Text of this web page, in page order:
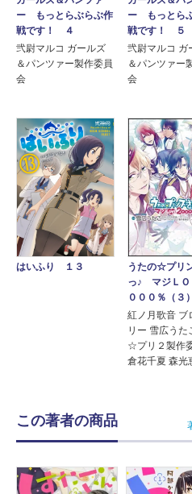
ー もっとらぶらぶ作
戦です！ ４
弐尉マルコ ガールズ
＆パンツァー製作委員
会
ー もっとら
戦です！ ５
弐尉マルコ ガ
＆パンツァー
会
はいふり １３
うたの☆プリ
っ♪ マジＬＯ
０００％（３）
紅ノ月歌音 ブ
リー 雪広うた
☆プリ２製作
倉花千夏 森光
この著者の商品